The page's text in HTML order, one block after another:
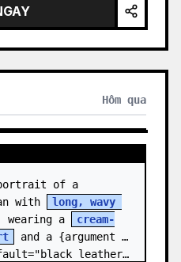
Hôm qua
portrait of a
with
long, wavy
wearing a
cream-
and a {argument
leather…